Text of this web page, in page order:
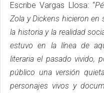
Escribe Vargas Llosa: “
Zola y Dickens hicieron en
la historia y la realidad
estuvo en la línea de
literaria el pasado vivido,
público una versión
personajes vivos y